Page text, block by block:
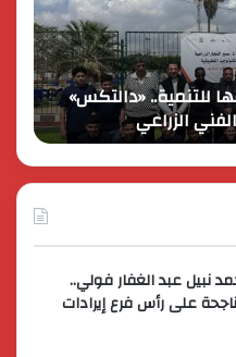
للتنمية.. «دالتكس»
الزراعي
عام
على
في
مصر
نبيل عبد الغفار فولي..
على رأس فرع إيرادات